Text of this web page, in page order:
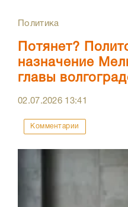
Политика
Потянет?
назначение
главы
02.07.2026 13:41
Комментарии